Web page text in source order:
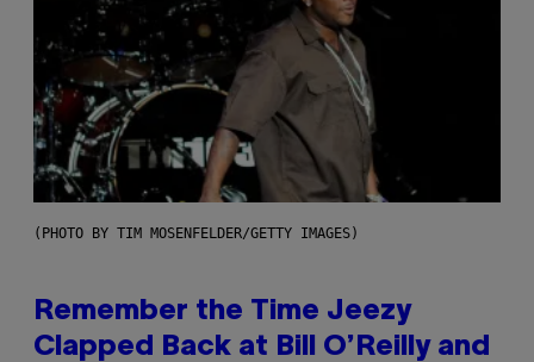
(PHOTO BY TIM MOSENFELDER/GETTY IMAGES)
Remember the Time Jeezy
Clapped Back at Bill O’Reilly and